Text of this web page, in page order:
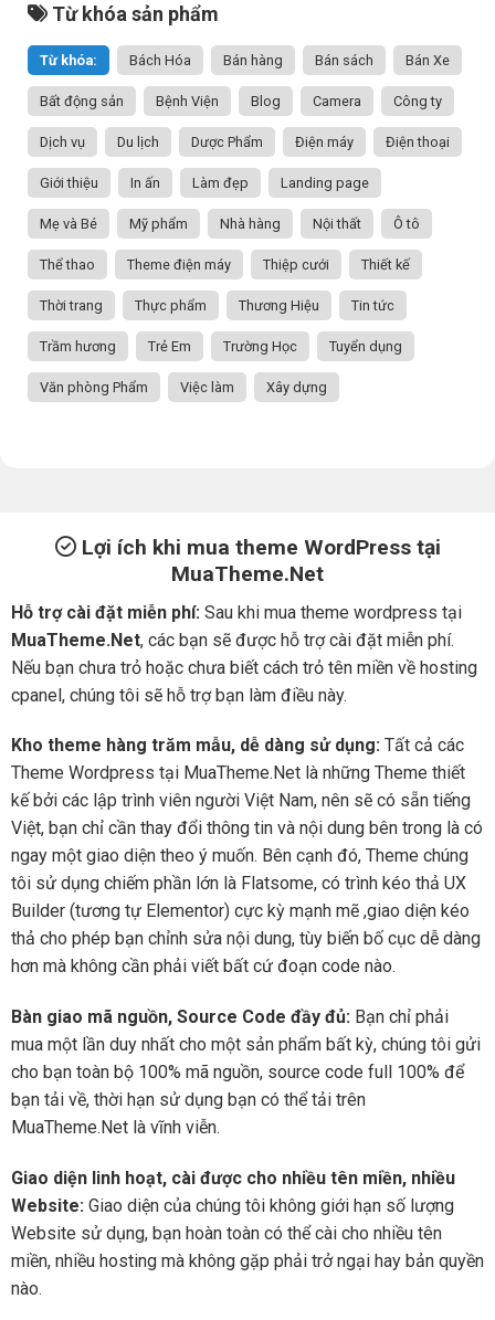
Từ khóa sản phẩm
Từ khóa: Bách Hóa Bán hàng Bán sách Bán Xe
Bất động sản Bệnh Viện Blog Camera Công ty
Dịch vụ Du lịch Dược Phẩm Điện máy Điện thoại
Giới thiệu In ấn Làm đẹp Landing page
Mẹ và Bé Mỹ phẩm Nhà hàng Nội thất Ô tô
Thể thao Theme điện máy Thiệp cưới Thiết kế
Thời trang Thực phẩm Thương Hiệu Tin tức
Trầm hương Trẻ Em Trường Học Tuyển dụng
Văn phòng Phẩm Việc làm Xây dựng
Lợi ích khi mua theme WordPress tại
MuaTheme.Net
Hỗ trợ cài đặt miễn phí: Sau khi mua theme wordpress tại
MuaTheme.Net, các bạn sẽ được hỗ trợ cài đặt miễn phí.
Nếu bạn chưa trỏ hoặc chưa biết cách trỏ tên miền về hosting
cpanel, chúng tôi sẽ hỗ trợ bạn làm điều này.
Kho theme hàng trăm mẫu, dễ dàng sử dụng: Tất cả các
Theme Wordpress tại MuaTheme.Net là những Theme thiết
kế bởi các lập trình viên người Việt Nam, nên sẽ có sẵn tiếng
Việt, bạn chỉ cần thay đổi thông tin và nội dung bên trong là có
ngay một giao diện theo ý muốn. Bên cạnh đó, Theme chúng
tôi sử dụng chiếm phần lớn là Flatsome, có trình kéo thả UX
Builder (tương tự Elementor) cực kỳ mạnh mẽ ,giao diện kéo
thả cho phép bạn chỉnh sửa nội dung, tùy biến bố cục dễ dàng
hơn mà không cần phải viết bất cứ đoạn code nào.
Bàn giao mã nguồn, Source Code đầy đủ: Bạn chỉ phải
mua một lần duy nhất cho một sản phẩm bất kỳ, chúng tôi gửi
cho bạn toàn bộ 100% mã nguồn, source code full 100% để
bạn tải về, thời hạn sử dụng bạn có thể tải trên
MuaTheme.Net là vĩnh viễn.
Giao diện linh hoạt, cài được cho nhiều tên miền, nhiều
Website: Giao diện của chúng tôi không giới hạn số lượng
Website sử dụng, bạn hoàn toàn có thể cài cho nhiều tên
miền, nhiều hosting mà không gặp phải trở ngại hay bản quyền
nào.